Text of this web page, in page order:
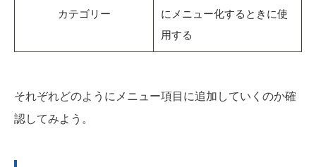
カテゴリー
にメニュー化するときに使
用する
それぞれどのようにメニュー項目に追加していくのか確
認してみよう。